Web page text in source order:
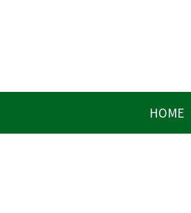
HOME